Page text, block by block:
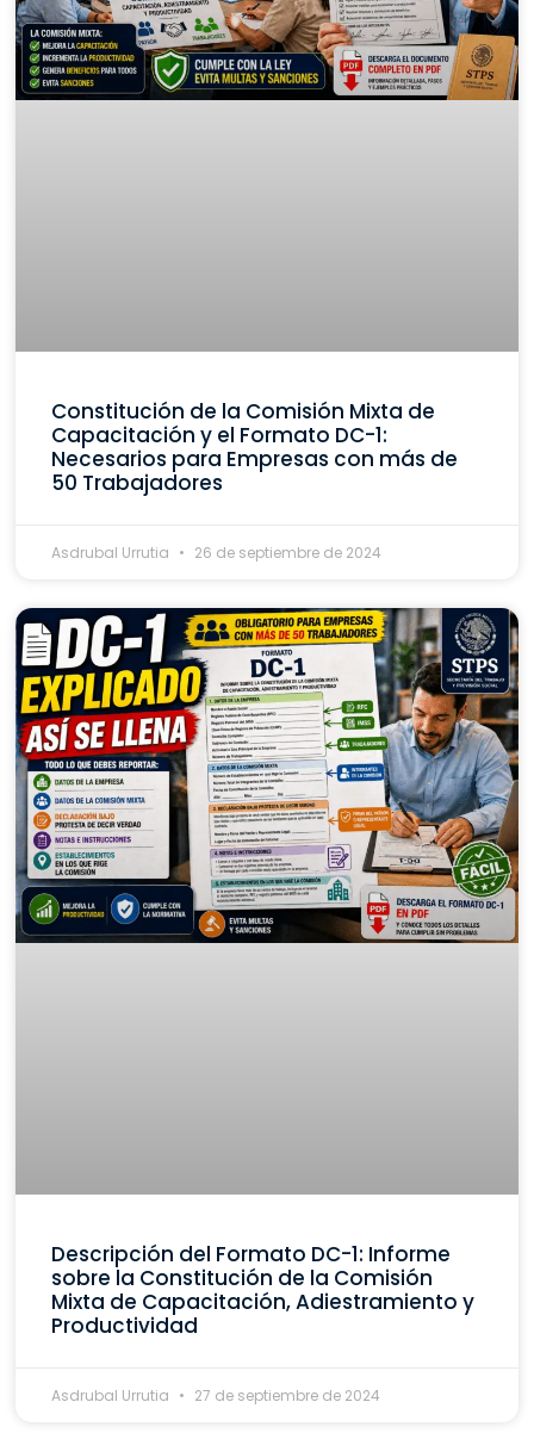
Constitución de la Comisión Mixta de
Capacitación y el Formato DC-1:
Necesarios para Empresas con más de
50 Trabajadores
Asdrubal Urrutia 26 de septiembre de 2024
Descripción del Formato DC-1: Informe
sobre la Constitución de la Comisión
Mixta de Capacitación, Adiestramiento y
Productividad
Asdrubal Urrutia 27 de septiembre de 2024